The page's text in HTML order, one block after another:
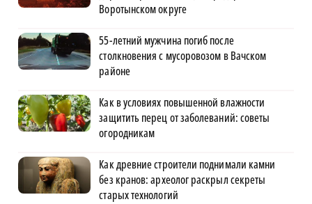
Воротынском округе
55-летний мужчина погиб после
столкновения с мусоровозом в Вачском
районе
Как в условиях повышенной влажности
защитить перец от заболеваний: советы
огородникам
Как древние строители поднимали камни
без кранов: археолог раскрыл секреты
старых технологий